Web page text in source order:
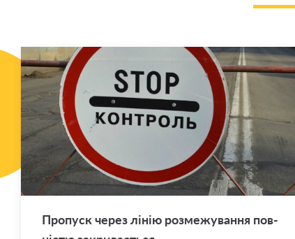
Про­пуск через лінію роз­ме­жу­ва­н­ня пов­